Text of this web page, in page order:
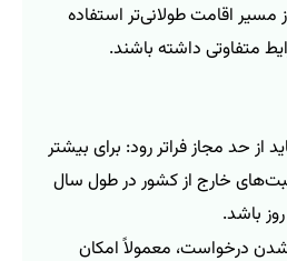
مسیر اقامت طولانی‌تر استفاده
متفاوتی داشته باشند.
از حد مجاز فراتر رود: برای بیشتر
خارج از کشور در طول سال
درخواست، معمولاً امکان